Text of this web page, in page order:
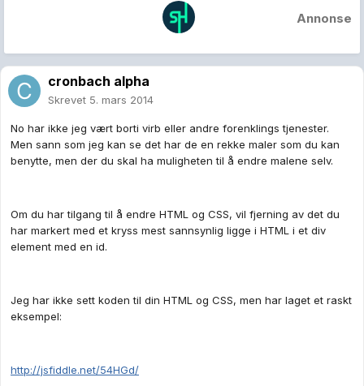
Annonse
cronbach alpha
Skrevet 5. mars 2014
No har ikke jeg vært borti virb eller andre forenklings tjenester.
Men sann som jeg kan se det har de en rekke maler som du kan
benytte, men der du skal ha muligheten til å endre malene selv.
Om du har tilgang til å endre HTML og CSS, vil fjerning av det du
har markert med et kryss mest sannsynlig ligge i HTML i et div
element med en id.
Jeg har ikke sett koden til din HTML og CSS, men har laget et raskt
eksempel:
http://jsfiddle.net/54HGd/